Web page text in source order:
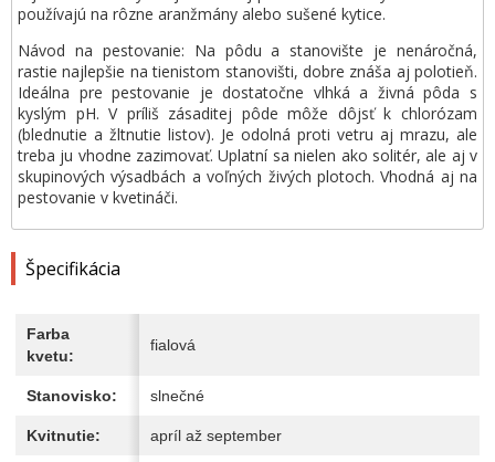
používajú na rôzne aranžmány alebo sušené kytice.
Návod na pestovanie: Na pôdu a stanovište je nenáročná,
rastie najlepšie na tienistom stanovišti, dobre znáša aj polotieň.
Ideálna pre pestovanie je dostatočne vlhká a živná pôda s
kyslým pH. V príliš zásaditej pôde môže dôjsť k chlorózam
(blednutie a žltnutie listov). Je odolná proti vetru aj mrazu, ale
treba ju vhodne zazimovať. Uplatní sa nielen ako solitér, ale aj v
skupinových výsadbách a voľných živých plotoch. Vhodná aj na
pestovanie v kvetináči.
Špecifikácia
Farba
kvetu:
fialová
Stanovisko: slnečné
Kvitnutie: apríl až september